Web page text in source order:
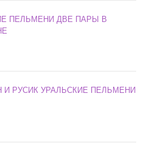
ПЕЛЬМЕНИ ДВЕ ПАРЫ В
И РУСИК УРАЛЬСКИЕ ПЕЛЬМЕНИ